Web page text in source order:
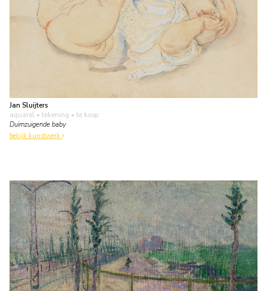
Jan Sluijters
aquarel • tekening • te koop
Duimzuigende baby
bekijk kunstwerk